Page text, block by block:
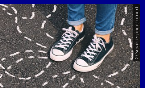
© Smarterpix / tomert